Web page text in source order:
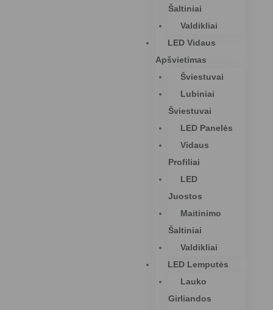
Šaltiniai
Valdikliai
LED Vidaus
Apšvietimas
Šviestuvai
Lubiniai
Šviestuvai
LED Panelės
Vidaus
Profiliai
LED
Juostos
Maitinimo
Šaltiniai
Valdikliai
LED Lemputės
Lauko
Girliandos